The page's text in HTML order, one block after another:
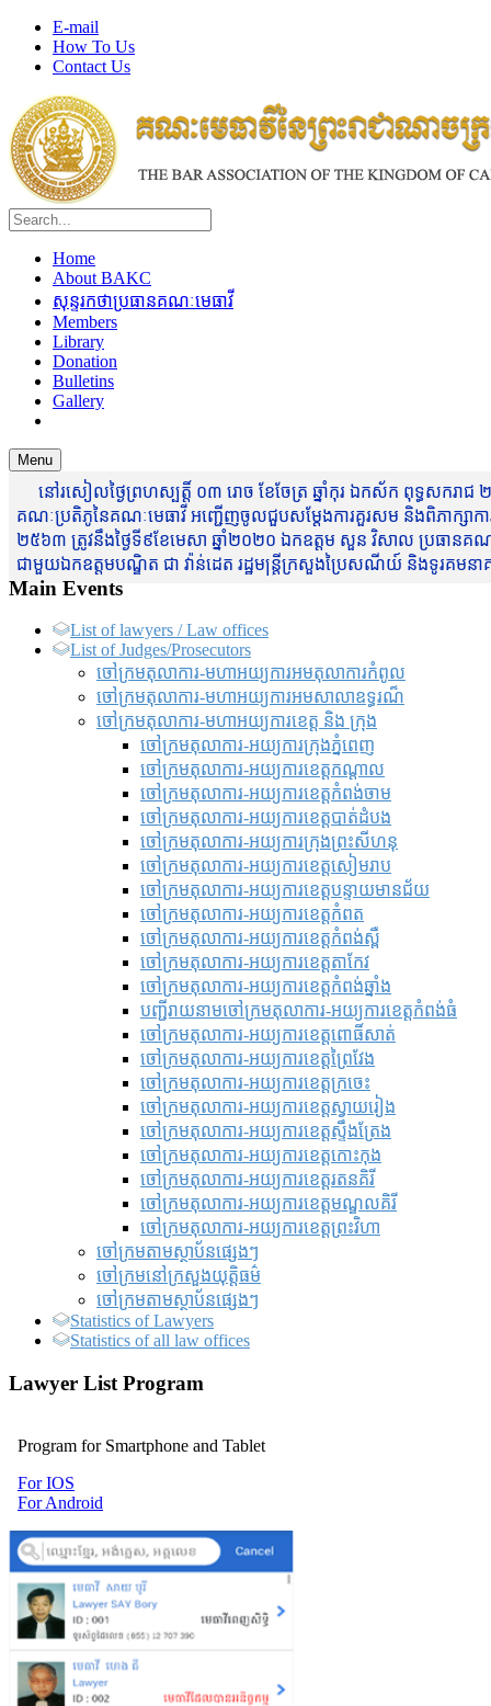
E-mail
How To Us
Contact Us
Home
About BAKC
សុន្ទរកថាប្រធានគណៈមេធាវី
Members
Library
Donation
Bulletins
Gallery
Menu
នៅរសៀលថ្ងៃព្រហស្បត្តិ៍ ០៣ រោច ខែចែត្រ ឆ្នាំកុរ ឯកស័ក ពុទ្ធសករាជ
គណៈប្រតិភូនៃគណៈមេធាវី អញ្ជើញចូលជួបសម្តែងការគួរសម និងពិភាក្សាកា
២៥៦៣ ត្រូវនឹងថ្ងៃទី៩ខែមេសា ឆ្នាំ២០២០ ឯកឧត្តម សួន វិសាល ប្រធានគណ
ជាមួយឯកឧត្តមបណ្ឌិត ជា វ៉ាន់ដេត រដ្ឋមន្រ្តីក្រសួងប្រៃសណីយ៍ និងទូរគ
Main Events
List of lawyers / Law offices
List of Judges/Prosecutors
ចៅក្រមតុលាការ-មហាអយ្យការអមតុលាការកំពូល
ចៅក្រមតុលាការ-មហាអយ្យការអមសាលាឧទ្ធរណ៏
ចៅក្រមតុលាការ-មហាអយ្យការខេត្ត និង ក្រុង
ចៅក្រមតុលាការ-អយ្យការក្រុងភ្នំពេញ
ចៅក្រមតុលាការ-អយ្យការខេត្តកណ្តាល
ចៅក្រមតុលាការ-អយ្យការខេត្តកំពង់ចាម
ចៅក្រមតុលាការ-អយ្យការខេត្តបាត់ដំបង
ចៅក្រមតុលាការ-អយ្យការ​ក្រុងព្រះសីហនុ
ចៅក្រមតុលាការ-អយ្យការខេត្តសៀមរាប
ចៅក្រមតុលាការ-អយ្យការខេត្តបន្ទាយមានជ័យ
ចៅក្រមតុលាការ-អយ្យការខេត្តកំពត
ចៅក្រមតុលាការ-អយ្យការខេត្តកំពង់ស្ពឺ
ចៅក្រមតុលាការ-អយ្យការខេត្តតាកែវ
ចៅក្រមតុលាការ-អយ្យការខេត្តកំពង់ឆ្នាំង
បញ្ជីរាយនាមចៅក្រមតុលាការ-អយ្យការខេត្តកំពង់ធំ
ចៅក្រមតុលាការ-អយ្យការខេត្តពោធិ៍សាត់
ចៅក្រមតុលាការ-អយ្យការខេត្តព្រៃវែង
ចៅក្រមតុលាការ-អយ្យការខេត្តក្រចេះ
ចៅក្រមតុលាការ-អយ្យការខេត្តស្វាយរៀង
ចៅក្រមតុលាការ-អយ្យការខេត្តស្ទឹងត្រែង
ចៅក្រមតុលាការ-អយ្យការខេត្តកោះកុង
ចៅក្រមតុលាការ-អយ្យការខេត្តរតនគិរី
ចៅក្រមតុលាការ-អយ្យការខេត្តមណ្ឌលគិរី
ចៅក្រមតុលាការ-អយ្យការខេត្តព្រះវិហា
ចៅក្រមតាមស្ថាប័នផ្សេងៗ
ចៅក្រមនៅក្រសួងយុត្តិធម៌
ចៅក្រមតាមស្ថាប័នផ្សេងៗ
Statistics of Lawyers
Statistics of all law offices
Lawyer List Program
Program for Smartphone and Tablet
For IOS
For Android